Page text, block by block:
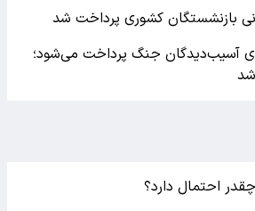
آسیب‌دیدگان جنگ پرداخت می‌شود؛
شد
احتمال دارد؟